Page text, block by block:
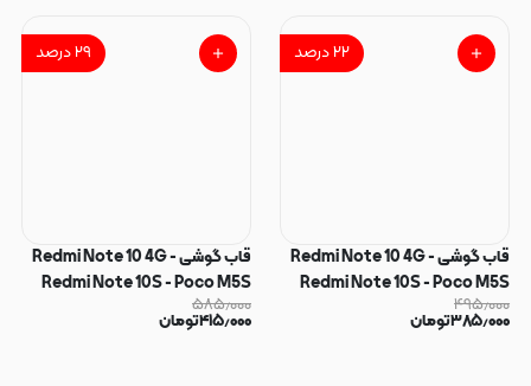
۲۲درصد
قاب گوشی Redmi Note 10 4G -
Redmi Note 10S - Poco M5S
دور مات دکمه کرومی طرح قلب و
۴۹۵٫۰۰۰
۳۸۵٫۰۰۰تومان
۲۹درصد
قاب گوشی Redmi Note 10 4G -
Redmi Note 10S - Poco M5S
اورجینال فانتزی دکمه کرومی طرح
۵۸۵٫۰۰۰
۴۱۵٫۰۰۰تومان